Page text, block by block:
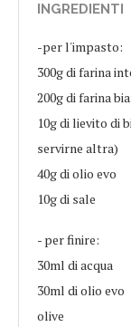
INGREDIENTI
-per l'impasto:
300g di farina
200g di farina
10g di lievito di
servirne altra)
40g di olio evo
10g di sale
- per finire:
30ml di acqua
30ml di olio evo
olive